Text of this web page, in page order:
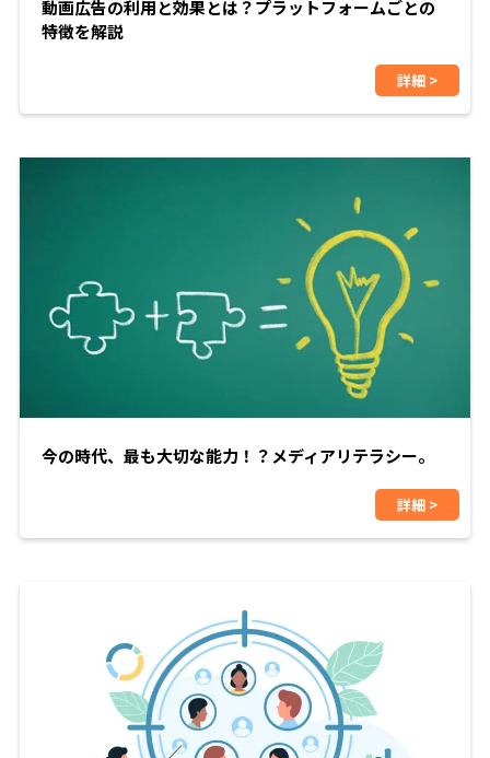
動画広告の利用と効果とは？プラットフォームごとの
特徴を解説
詳細 >
今の時代、最も大切な能力！？メディアリテラシー。
詳細 >